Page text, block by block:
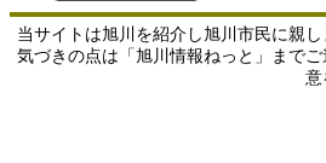
当サイトは旭川を紹介し旭川市民に親
気づきの点は「旭川情報ねっと」まで
意